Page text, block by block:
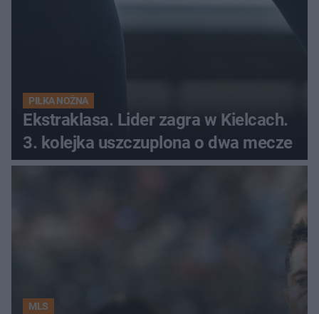
PIŁKA NOŻNA
Ekstraklasa. Lider zagra w Kielcach.
3. kolejka uszczuplona o dwa mecze
MLS